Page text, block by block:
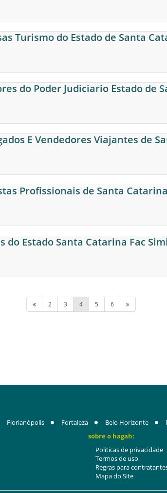
Turismo do Estado de Santa
do Poder Judiciario Estado de
E Vendedores Viajantes de
Profissionais de Santa Catarina
do Estado Santa Catarina Fac
2 3 4 5 6
Florianópolis Fortaleza Belo Horizonte
sobre o hagah:
Politicas de privacidade
Termos de uso
Regras para
Mapa do Site